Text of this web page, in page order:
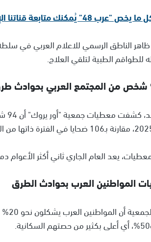
متابعة قناتنا الإخبارية على تلجرام
الناطق الرسمي للاعلام العربي في
للطواقم الطبية لتلقي العلاج.
يعد العام الجاري ثاني أكثر الأعوام دموية في العقد
المواطنين العرب بحوادث الطرق